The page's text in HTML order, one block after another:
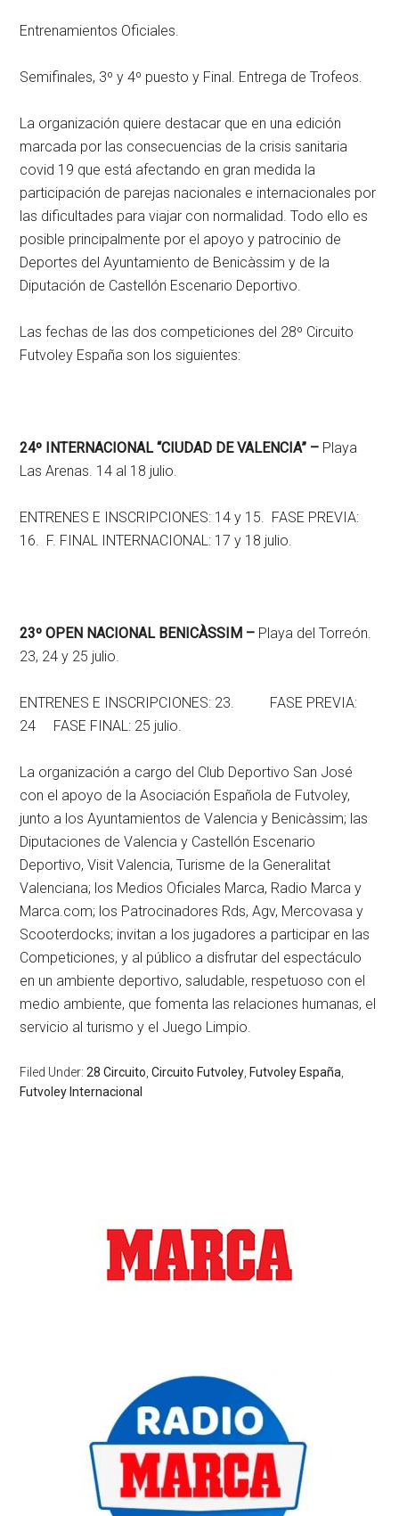
Entrenamientos Oficiales.
Semifinales, 3º y 4º puesto y Final. Entrega de Trofeos.
La organización quiere destacar que en una edición
marcada por las consecuencias de la crisis sanitaria
covid 19 que está afectando en gran medida la
participación de parejas nacionales e internacionales por
las dificultades para viajar con normalidad. Todo ello es
posible principalmente por el apoyo y patrocinio de
Deportes del Ayuntamiento de Benicàssim y de la
Diputación de Castellón Escenario Deportivo.
Las fechas de las dos competiciones del 28º Circuito
Futvoley España son los siguientes:
24º INTERNACIONAL “CIUDAD DE VALENCIA” – Playa
Las Arenas. 14 al 18 julio.
ENTRENES E INSCRIPCIONES: 14 y 15. FASE PREVIA:
16. F. FINAL INTERNACIONAL: 17 y 18 julio.
23º OPEN NACIONAL BENICÀSSIM – Playa del Torreón.
23, 24 y 25 julio.
ENTRENES E INSCRIPCIONES: 23. FASE PREVIA:
24 FASE FINAL: 25 julio.
La organización a cargo del Club Deportivo San José
con el apoyo de la Asociación Española de Futvoley,
junto a los Ayuntamientos de Valencia y Benicàssim; las
Diputaciones de Valencia y Castellón Escenario
Deportivo, Visit Valencia, Turisme de la Generalitat
Valenciana; los Medios Oficiales Marca, Radio Marca y
Marca.com; los Patrocinadores Rds, Agv, Mercovasa y
Scooterdocks; invitan a los jugadores a participar en las
Competiciones, y al público a disfrutar del espectáculo
en un ambiente deportivo, saludable, respetuoso con el
medio ambiente, que fomenta las relaciones humanas, el
servicio al turismo y el Juego Limpio.
Filed Under:28 Circuito ,Circuito Futvoley Futvoley España
Futvoley Internacional